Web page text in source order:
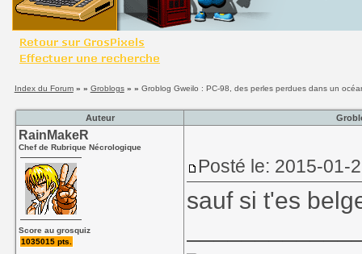
Index du Forum» » Groblogs» » Groblog Gweilo : PC-98, des perles perdues dans un
Auteur
RainMakeR
Chef de Rubrique Nécrologique
Score au grosquiz
1035015 pts.
Posté le: 2015-01-
sauf si t'es